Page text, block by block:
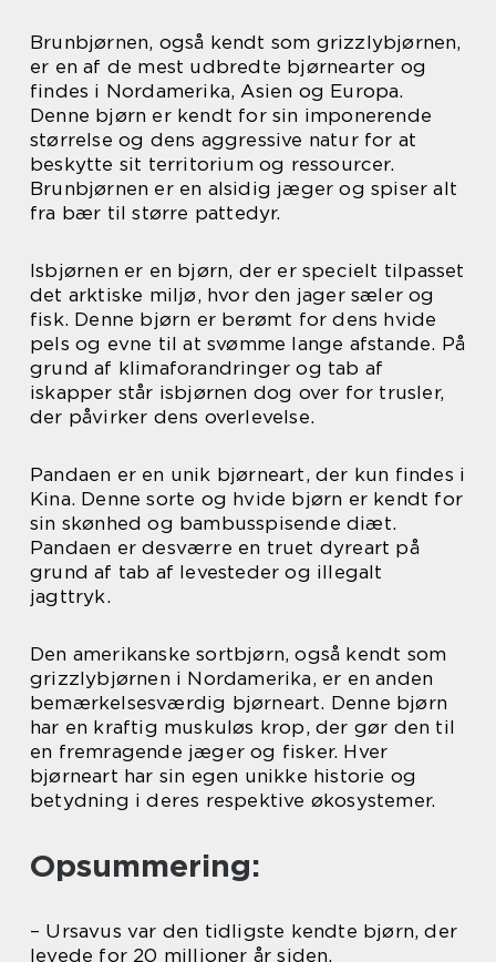
Brunbjørnen, også kendt som grizzlybjørnen,
er en af de mest udbredte bjørnearter og
findes i Nordamerika, Asien og Europa.
Denne bjørn er kendt for sin imponerende
størrelse og dens aggressive natur for at
beskytte sit territorium og ressourcer.
Brunbjørnen er en alsidig jæger og spiser alt
fra bær til større pattedyr.
Isbjørnen er en bjørn, der er specielt tilpasset
det arktiske miljø, hvor den jager sæler og
fisk. Denne bjørn er berømt for dens hvide
pels og evne til at svømme lange afstande. På
grund af klimaforandringer og tab af
iskapper står isbjørnen dog over for trusler,
der påvirker dens overlevelse.
Pandaen er en unik bjørneart, der kun findes i
Kina. Denne sorte og hvide bjørn er kendt for
sin skønhed og bambusspisende diæt.
Pandaen er desværre en truet dyreart på
grund af tab af levesteder og illegalt
jagttryk.
Den amerikanske sortbjørn, også kendt som
grizzlybjørnen i Nordamerika, er en anden
bemærkelsesværdig bjørneart. Denne bjørn
har en kraftig muskuløs krop, der gør den til
en fremragende jæger og fisker. Hver
bjørneart har sin egen unikke historie og
betydning i deres respektive økosystemer.
Opsummering:
– Ursavus var den tidligste kendte bjørn, der
levede for 20 millioner år siden.